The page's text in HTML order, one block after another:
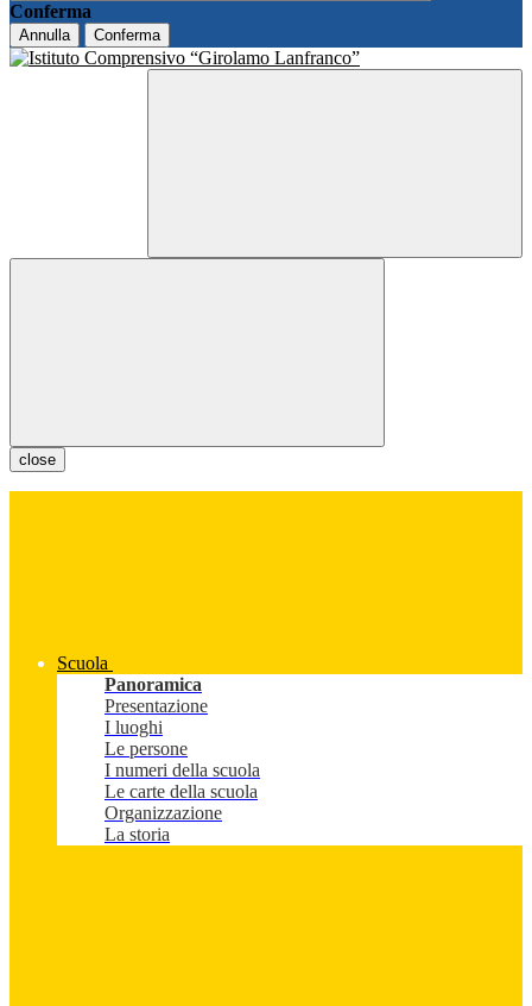
Conferma
Annulla Conferma
close
Scuola
Panoramica
Presentazione
I luoghi
Le persone
I numeri della scuola
Le carte della scuola
Organizzazione
La storia